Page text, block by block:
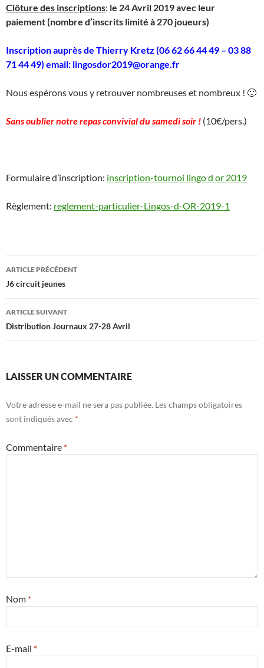
Clôture des inscriptions: le 24 Avril 2019 avec leur
paiement (nombre d’inscrits limité à 270 joueurs)
Inscription auprès de Thierry Kretz (06 62 66 44 49 – 03 88
71 44 49) email: lingosdor2019@orange.fr
Nous espérons vous y retrouver nombreuses et nombreux ! 🙂
Sans oublier notre repas convivial du samedi soir ! (10€/pers.)
Formulaire d’inscription: inscription-tournoi lingo d or 2019
Règlement: reglement-particulier-Lingos-d-OR-2019-1
Navigation
des
articles
ARTICLE PRÉCÉDENT
J6 circuit jeunes
ARTICLE SUIVANT
Distribution Journaux 27-28 Avril
LAISSER UN COMMENTAIRE
Votre adresse e-mail ne sera pas publiée. Les champs obligatoires
sont indiqués avec *
Commentaire *
Nom *
E-mail *